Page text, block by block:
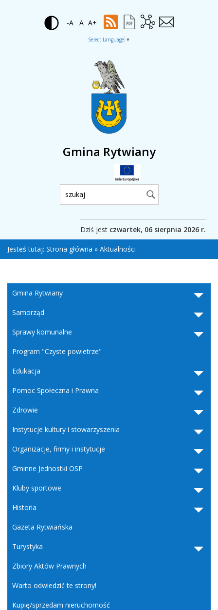
Gmina Rytwiany
-A A A+
Select Language ▼
Dziś jest czwartek, 06 sierpnia 2026 r.
Jesteś tutaj: Strona główna » Aktualności
Gmina Rytwiany
Samorząd
Sprawy komunalne
Program "Czyste powietrze"
Edukacja
Pomoc Społeczna i Prawna
Zdrowie
Instytucje kultury i stowarzyszenia
Organizacje, firmy i instytucje
Gminne Jednostki OSP
Kluby sportowe
Historia
Gazeta Rytwiańska
Turystyka
Zbiory Aktów Prawnych
Warto odwiedzić te strony!
Kupię/sprzedam nieruchomość